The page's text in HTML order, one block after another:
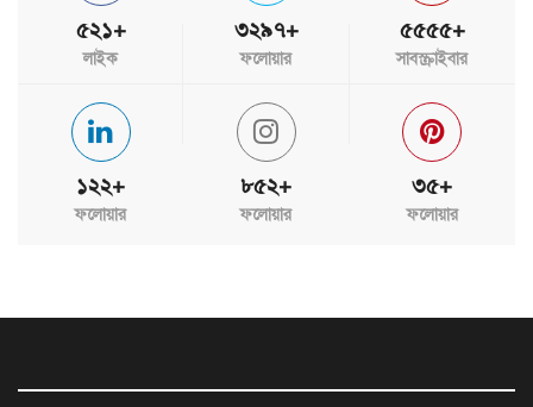
৫২১+
লাইক
৩২৯৭+
ফলোয়ার
৫৫৫৫+
সাবস্ক্রাইবার
১২২+
ফলোয়ার
৮৫২+
ফলোয়ার
৩৫+
ফলোয়ার